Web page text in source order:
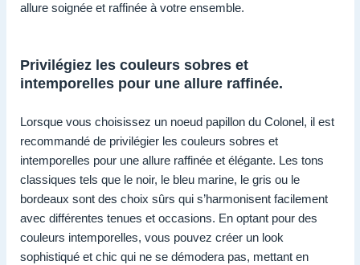
allure soignée et raffinée à votre ensemble.
Privilégiez les couleurs sobres et
intemporelles pour une allure raffinée.
Lorsque vous choisissez un noeud papillon du Colonel, il est
recommandé de privilégier les couleurs sobres et
intemporelles pour une allure raffinée et élégante. Les tons
classiques tels que le noir, le bleu marine, le gris ou le
bordeaux sont des choix sûrs qui s’harmonisent facilement
avec différentes tenues et occasions. En optant pour des
couleurs intemporelles, vous pouvez créer un look
sophistiqué et chic qui ne se démodera pas, mettant en